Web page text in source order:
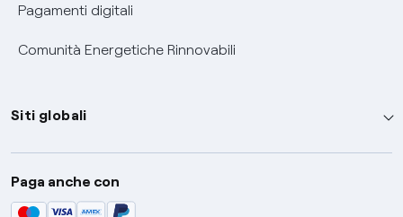
Pagamenti digitali
Comunità Energetiche Rinnovabili
Siti globali
Enel Group
Enel Green Power
Paga anche con